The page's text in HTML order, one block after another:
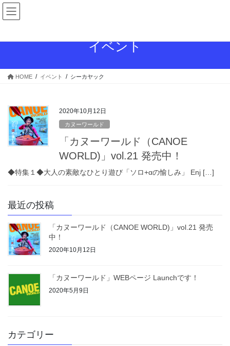
コ
ン
ス
ナ
ビ
ン
イベント
HOME イベント シーカヤック
2020年10月12日
カヌーワールド
「カヌーワールド（CANOE
WORLD)」vol.21 発売中！
◆特集１◆大人の素敵なひとり遊び「ソロ+αの愉しみ」 Enj […]
最近の投稿
「カヌーワールド（CANOE WORLD)」vol.21 発売
中！
2020年10月12日
「カヌーワールド」WEBページ Launchです！
2020年5月9日
カテゴリー